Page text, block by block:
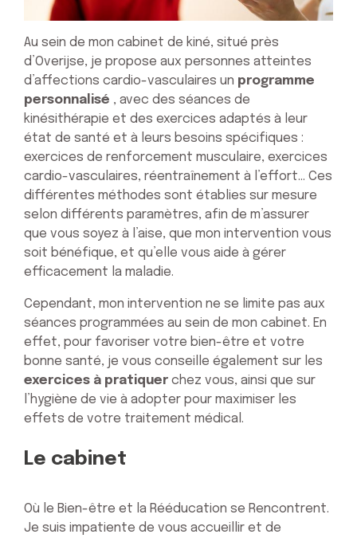
Au sein de mon cabinet de kiné, situé près
d’Overijse, je propose aux personnes atteintes
d’affections cardio-vasculaires un programme
personnalisé , avec des séances de
kinésithérapie et des exercices adaptés à leur
état de santé et à leurs besoins spécifiques :
exercices de renforcement musculaire, exercices
cardio-vasculaires, réentraînement à l’effort… Ces
différentes méthodes sont établies sur mesure
selon différents paramètres, afin de m’assurer
que vous soyez à l’aise, que mon intervention vous
soit bénéfique, et qu’elle vous aide à gérer
efficacement la maladie.
Cependant, mon intervention ne se limite pas aux
séances programmées au sein de mon cabinet. En
effet, pour favoriser votre bien-être et votre
bonne santé, je vous conseille également sur les
exercices à pratiquerchez vous, ainsi que sur
l’hygiène de vie à adopter pour maximiser les
effets de votre traitement médical.
Le cabinet
Où le Bien-être et la Rééducation se Rencontrent.
Je suis impatiente de vous accueillir et de